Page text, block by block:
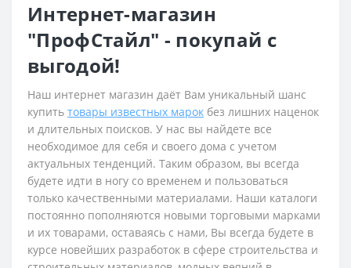
Интернет-магазин
"ПрофСтайл" - покупай с
выгодой!
Наш интернет магазин даёт Вам уникальный шанс
купить товары известных марок без лишних наценок
и длительных поисков. У нас вы найдете все
необходимое для себя и своего дома с учетом
актуальных тенденций. Таким образом, вы всегда
будете идти в ногу со временем и пользоваться
только качественными материалами. Наши каталоги
постоянно пополняются новыми торговыми марками
и их товарами, оставаясь с нами, Вы всегда будете в
курсе новейших разработок в сфере строительства и